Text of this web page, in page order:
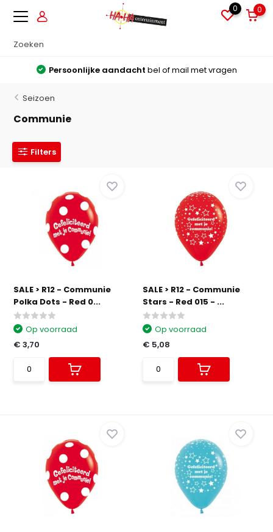
0 0
Persoonlijke aandacht bel of mail met vragen
Seizoen
Communie
Filters
SALE > R12 - Communie
Polka Dots - Red 0...
Op voorraad
€ 3,70
SALE > R12 - Communie
Stars - Red 015 - ...
Op voorraad
€ 5,08